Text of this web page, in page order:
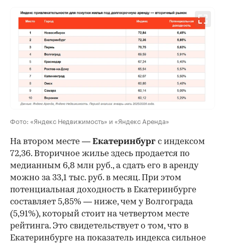
Фото: «Яндекс Недвижимость» и «Яндекс Аренда»
На втором месте — Екатеринбург с индексом
72,36. Вторичное жилье здесь продается по
медианным 6,8 млн руб., а сдать его в аренду
можно за 33,1 тыс. руб. в месяц. При этом
потенциальная доходность в Екатеринбурге
составляет 5,85% — ниже, чем у Волгограда
(5,91%), который стоит на четвертом месте
рейтинга. Это свидетельствует о том, что в
Екатеринбурге на показатель индекса сильное